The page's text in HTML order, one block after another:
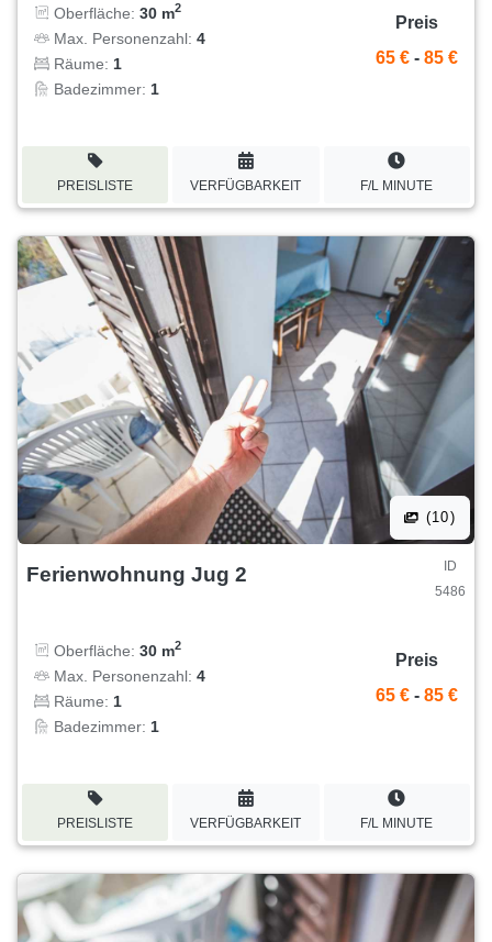
Oberfläche: 30 m2
Max. Personenzahl: 4
Räume: 1
Badezimmer: 1
Preis
65 € - 85 €
PREISLISTE VERFÜGBARKEIT F/L MINUTE
(10)
Ferienwohnung Jug 2
ID
5486
Oberfläche: 30 m2
Max. Personenzahl: 4
Räume: 1
Badezimmer: 1
Preis
65 € - 85 €
PREISLISTE VERFÜGBARKEIT F/L MINUTE